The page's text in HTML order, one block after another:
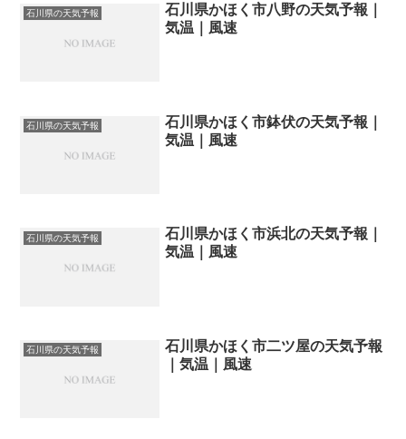
石川県の天気予報
石川県かほく市八野の天気予報｜
気温｜風速
石川県の天気予報
石川県かほく市鉢伏の天気予報｜
気温｜風速
石川県の天気予報
石川県かほく市浜北の天気予報｜
気温｜風速
石川県の天気予報
石川県かほく市二ツ屋の天気予報
｜気温｜風速